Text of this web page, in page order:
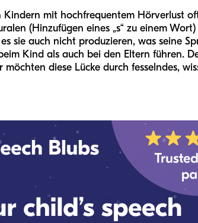
mit hochfrequentem Hörverlust oft
(Hinzufügen eines „s“ zu einem
sie auch nicht produzieren, was seine
Kind als auch bei den Eltern führen.
diese Lücke durch fesselndes,